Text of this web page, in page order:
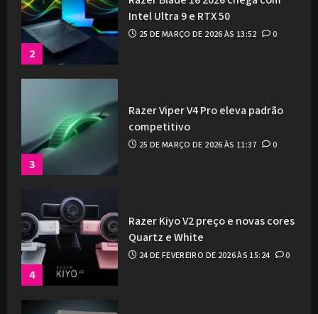
2
Intel Ultra 9 e RTX 50
25 DE MARÇO DE 2026 ÀS 13:52 0
3
Razer Viper V4 Pro eleva padrão
competitivo
25 DE MARÇO DE 2026 ÀS 11:37 0
4
Razer Kiyo V2 preço e novas cores
Quartz e White
24 DE FEVEREIRO DE 2026 ÀS 15:24 0